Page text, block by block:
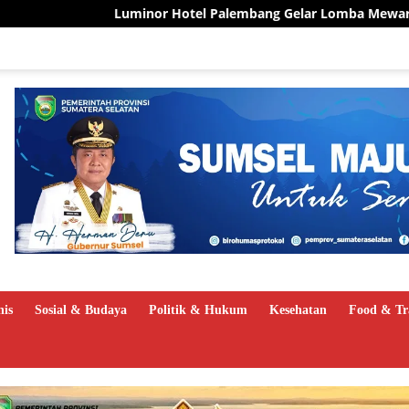
Palembang Gelar Lomba Mewarnai Sambut HUT ke-81 RI,
Sosial & Budaya Politik & Hukum Kesehatan Food &